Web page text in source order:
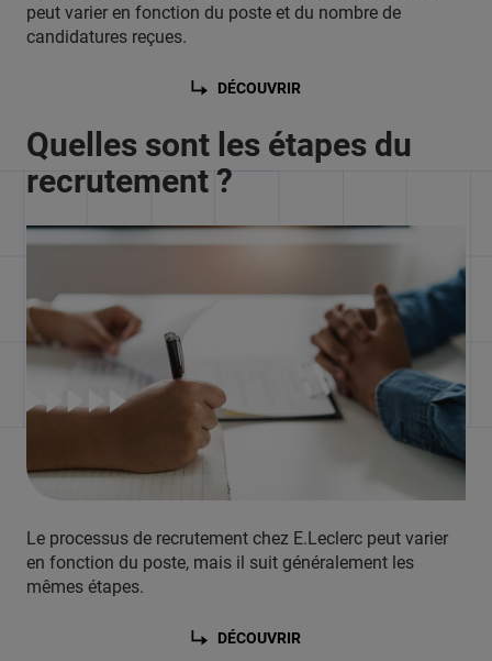
peut varier en fonction du poste et du nombre de
candidatures reçues.
DÉCOUVRIR
Quelles sont les étapes du
recrutement ?
Le processus de recrutement chez E.Leclerc peut varier
en fonction du poste, mais il suit généralement les
mêmes étapes.
DÉCOUVRIR